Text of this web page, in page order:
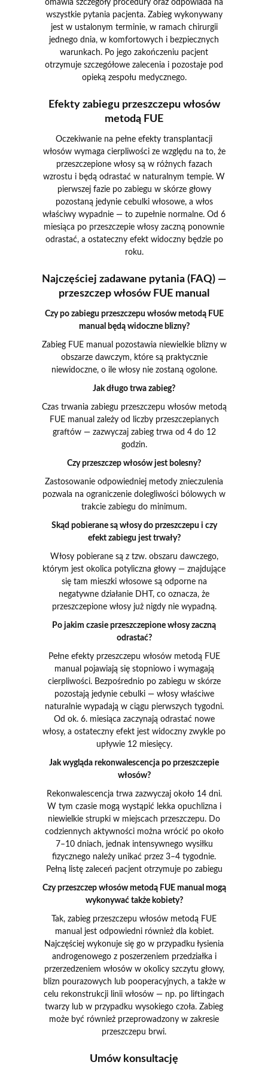
omawia szczegóły procedury oraz odpowiada na
wszystkie pytania pacjenta. Zabieg wykonywany
jest w ustalonym terminie, w ramach chirurgii
jednego dnia, w komfortowych i bezpiecznych
warunkach. Po jego zakończeniu pacjent
otrzymuje szczegółowe zalecenia i pozostaje pod
opieką zespołu medycznego.
Efekty zabiegu przeszczepu włosów
metodą FUE
Oczekiwanie na pełne efekty transplantacji
włosów wymaga cierpliwości ze względu na to, że
przeszczepione włosy są w różnych fazach
wzrostu i będą odrastać w naturalnym tempie. W
pierwszej fazie po zabiegu w skórze głowy
pozostaną jedynie cebulki włosowe, a włos
właściwy wypadnie — to zupełnie normalne. Od 6
miesiąca po przeszczepie włosy zaczną ponownie
odrastać, a ostateczny efekt widoczny będzie po
roku.
Najczęściej zadawane pytania (FAQ) —
przeszczep włosów FUE manual
Czy po zabiegu przeszczepu włosów metodą FUE
manual będą widoczne blizny?
Zabieg FUE manual pozostawia niewielkie blizny w
obszarze dawczym, które są praktycznie
niewidoczne, o ile włosy nie zostaną ogolone.
Jak długo trwa zabieg?
Czas trwania zabiegu przeszczepu włosów metodą
FUE manual zależy od liczby przeszczepianych
graftów — zazwyczaj zabieg trwa od 4 do 12
godzin.
Czy przeszczep włosów jest bolesny?
Zastosowanie odpowiedniej metody znieczulenia
pozwala na ograniczenie dolegliwości bólowych w
trakcie zabiegu do minimum.
Skąd pobierane są włosy do przeszczepu i czy
efekt zabiegu jest trwały?
Włosy pobierane są z tzw. obszaru dawczego,
którym jest okolica potyliczna głowy — znajdujące
się tam mieszki włosowe są odporne na
negatywne działanie DHT, co oznacza, że
przeszczepione włosy już nigdy nie wypadną.
Po jakim czasie przeszczepione włosy zaczną
odrastać?
Pełne efekty przeszczepu włosów metodą FUE
manual pojawiają się stopniowo i wymagają
cierpliwości. Bezpośrednio po zabiegu w skórze
pozostają jedynie cebulki — włosy właściwe
naturalnie wypadają w ciągu pierwszych tygodni.
Od ok. 6. miesiąca zaczynają odrastać nowe
włosy, a ostateczny efekt jest widoczny zwykle po
upływie 12 miesięcy.
Jak wygląda rekonwalescencja po przeszczepie
włosów?
Rekonwalescencja trwa zazwyczaj około 14 dni.
W tym czasie mogą wystąpić lekka opuchlizna i
niewielkie strupki w miejscach przeszczepu. Do
codziennych aktywności można wrócić po około
7–10 dniach, jednak intensywnego wysiłku
fizycznego należy unikać przez 3–4 tygodnie.
Pełną listę zaleceń pacjent otrzymuje po zabiegu
Czy przeszczep włosów metodą FUE manual mogą
wykonywać także kobiety?
Tak, zabieg przeszczepu włosów metodą FUE
manual jest odpowiedni również dla kobiet.
Najczęściej wykonuje się go w przypadku łysienia
androgenowego z poszerzeniem przedziałka i
przerzedzeniem włosów w okolicy szczytu głowy,
blizn pourazowych lub pooperacyjnych, a także w
celu rekonstrukcji linii włosów — np. po liftingach
twarzy lub w przypadku wysokiego czoła. Zabieg
może być również przeprowadzony w zakresie
przeszczepu brwi.
Umów konsultację